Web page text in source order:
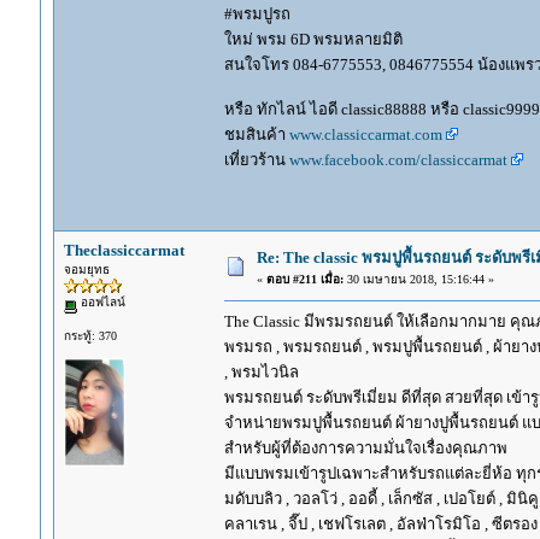
#พรมปูรถ
ใหม่ พรม 6D พรมหลายมิติ
สนใจโทร 084-6775553, 0846775554 น้องแพ
หรือ ทักไลน์ ไอดี classic88888 หรือ
ชมสินค้า www.classiccarmat.com
เที่ยวร้าน www.facebook.com/classiccarmat
Theclassiccarmat
จอมยุทธ
ออฟไลน์
กระทู้: 370
Re: The classic พรมปูพื้นรถยนต์ ระดับพรี
« ตอบ #211 เมื่อ:30 เมษายน 2018, 15:16:44 »
The Classic มีพรมรถยนต์ ให้เลือกมากมาย คุ
พรมรถ , พรมรถยนต์ , พรมปูพื้นรถยนต์ , ผ้ายา
, พรมไวนิล
พรมรถยนต์ ระดับพรีเมี่ยม ดีที่สุด สวยที่สุด เข้ารู
จำหน่ายพรมปูพื้นรถยนต์ ผ้ายางปูพื้นรถยนต์ แบบ
สำหรับผู้ที่ต้องการความมั่นใจเรื่องคุณภาพ
มีแบบพรมเข้ารูปเฉพาะสำหรับรถแต่ละยี่ห้อ ทุก
มดับบลิว , วอลโว่ , ออดี้ , เล็กซัส , เปอโยต์ , มินิ
คลาเรน , จี๊ป , เชฟโรเลต , อัลฟ่าโรมิโอ , ซีตร